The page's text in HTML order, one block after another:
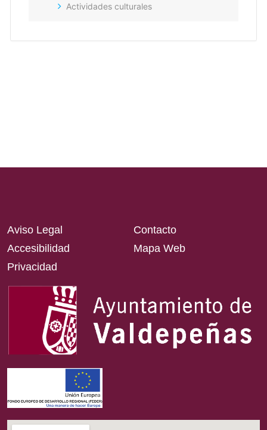
Actividades culturales
Aviso Legal
Accesibilidad
Privacidad
Contacto
Mapa Web